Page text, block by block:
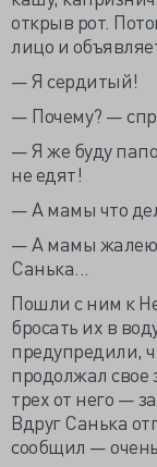
открыв рот.
лицо и
— Я сердитый!
— Почему? —
— Я же буду
не едят!
— А мамы что
— А мамы
Санька...
Пошли с ним к
бросать их в
предупредили,
продолжал свое
трех от него —
Вдруг Санька
сообщил —